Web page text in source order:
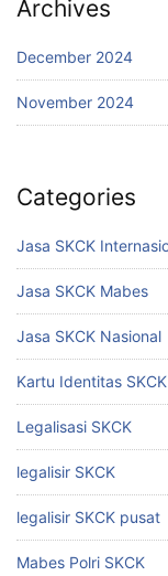
Archives
December 2024
November 2024
Categories
Jasa SKCK
Jasa SKCK Mabes
Jasa SKCK Nasional
Kartu Identitas SKCK
Legalisasi SKCK
legalisir SKCK
legalisir SKCK pusat
Mabes Polri SKCK